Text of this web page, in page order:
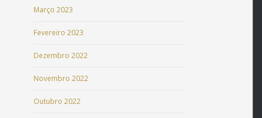
Março 2023
Fevereiro 2023
Dezembro 2022
Novembro 2022
Outubro 2022